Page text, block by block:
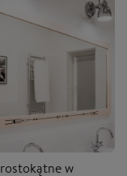
w